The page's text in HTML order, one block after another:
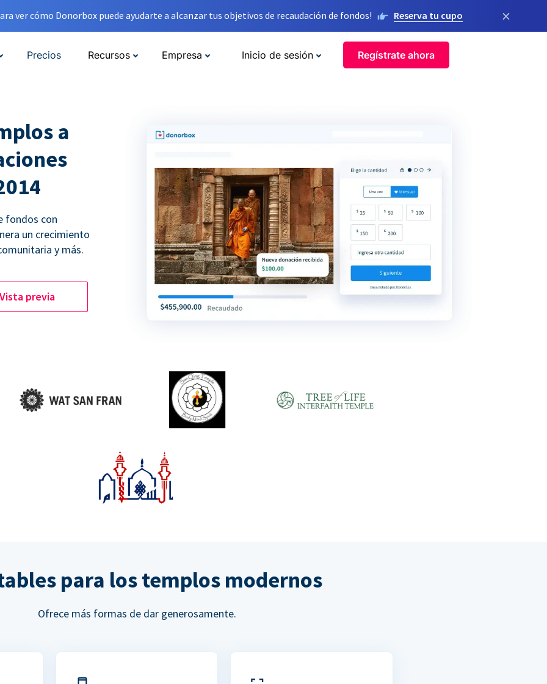
ver cómo Donorbox puede ayudarte a alcanzar tus objetivos de recaudación de fondos! Reserva tu cupo ×
Precios Recursos Empresa Inicio de sesión Regístrate ahora
a
fondos con
un crecimiento
y más.
previa
para los templos modernos
Ofrece más formas de dar generosamente.